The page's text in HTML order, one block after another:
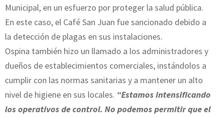
Municipal, en un esfuerzo por proteger la salud pública.
En este caso, el Café San Juan fue sancionado debido a
la detección de plagas en sus instalaciones.
Ospina también hizo un llamado a los administradores y
dueños de establecimientos comerciales, instándolos a
cumplir con las normas sanitarias y a mantener un alto
nivel de higiene en sus locales. “Estamos intensificando
los operativos de control. No podemos permitir que el